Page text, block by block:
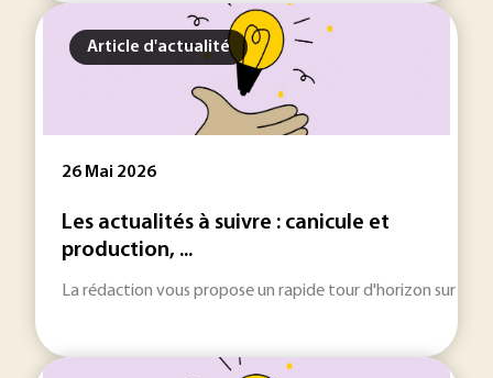
Article d'actualité
26 Mai 2026
Les actualités à suivre : canicule et
production, ...
La rédaction vous propose un rapide tour d'horizon sur les